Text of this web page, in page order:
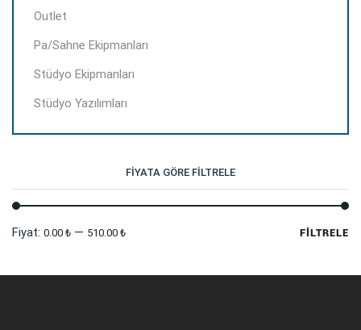
Outlet
Pa/Sahne Ekipmanları
Stüdyo Ekipmanları
Stüdyo Yazılımları
FIYATA GÖRE FILTRELE
En
En
FILTRELE
Fiyat: 0.00 ₺ — 510.00 ₺